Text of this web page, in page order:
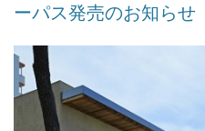
ーパス発売のお知らせ